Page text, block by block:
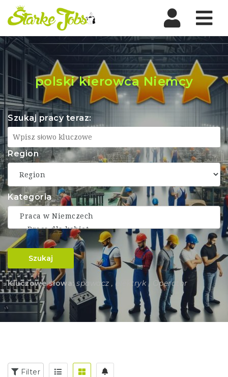
polski kierowca Niemcy
Szukaj pracy teraz:
Region
Kategoria
Szukaj
Kluczowe słowa: spawacz , elektryk , Operator
Filter